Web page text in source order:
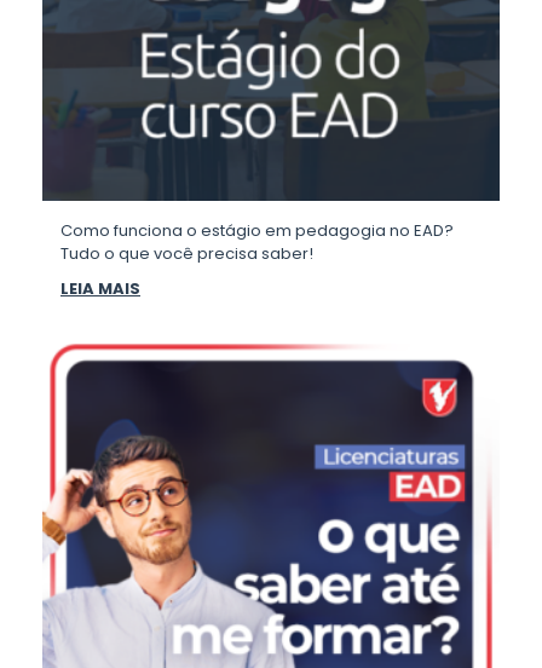
Como funciona o estágio em pedagogia no EAD?
Tudo o que você precisa saber!
LEIA MAIS